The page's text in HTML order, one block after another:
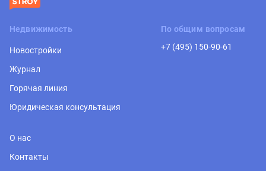
Недвижимость
Новостройки
Журнал
Горячая линия
Юридическая консультация
По общим вопросам
+7 (495) 150-90-61
О нас
Контакты